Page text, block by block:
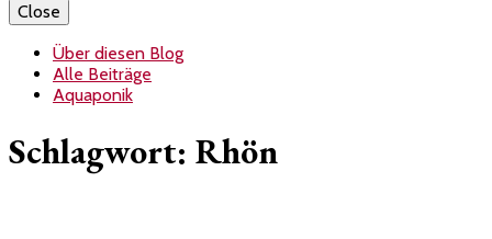
Close
Über diesen Blog
Alle Beiträge
Aquaponik
Schlagwort: Rhön